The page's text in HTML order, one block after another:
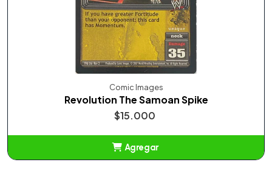
Comic Images
Revolution The Samoan Spike
$15.000
Agregar